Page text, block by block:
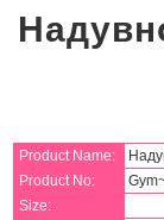
Product Name:
Product No:
Size: